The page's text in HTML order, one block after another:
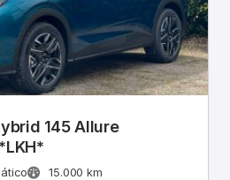
145 Allure
15.000 km